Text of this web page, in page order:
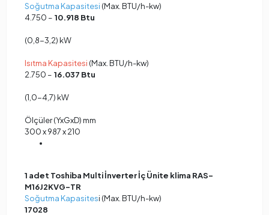
Soğutma Kapasitesi (Max. BTU/h-kw)
4.750 – 10.918 Btu
(0,8-3,2) kW
Isıtma Kapasitesi (Max. BTU/h-kw)
2.750 – 16.037 Btu
(1,0-4,7) kW
Ölçüler (YxGxD) mm
300 x 987 x 210
1 adet Toshiba Multi İnverter İç Ünite klima RAS-
M16J2KVG-TR
Soğutma Kapasitesi (Max. BTU/h-kw)
17028